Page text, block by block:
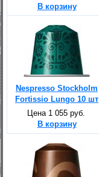
В корзину
Nespresso Stockholm
Fortissio Lungo 10 шт
Цена 1 055 руб.
В корзину